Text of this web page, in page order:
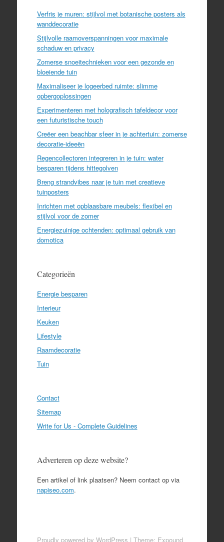
Verfris je muren: stijlvol met botanische posters als
wanddecoratie
Stijlvolle raamoverspanningen voor maximale
schaduw en privacy
Zomerse snoeitechnieken voor een gezonde en
bloeiende tuin
Maximaliseer je logeerbed ruimte: slimme
opbergoplossingen
Experimenteren met holografisch tafeldecor voor
een futuristische touch
Creëer een beachbar sfeer in je achtertuin: zomerse
decoratie-ideeën
Regencollectoren integreren in je tuin: water
besparen tijdens hittegolven
Breng strandvibes naar je tuin met creatieve
tuinposters
Inrichten met opblaasbare meubels: flexibel en
stijlvol voor de zomer
Energiezuinige ochtenden: optimaal gebruik van
domotica
Categorieën
Energie besparen
Interieur
Keuken
Lifestyle
Raamdecoratie
Tuin
Contact
Sitemap
Write for Us - Complete Guidelines
Adverteren op deze website?
Een artikel of link plaatsen? Neem contact op via
napiseo.com.
Proudly powered by WordPress | Theme: Expound